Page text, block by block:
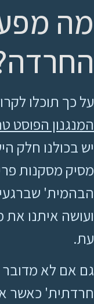
מה
על כך תוכלו
המנגנון הפוסט
יש בכולנו חלק
מסיק מסקנות
הבהמית'
ועושה איתנו
עת.
גם אם לא
חרדתית' כאשר